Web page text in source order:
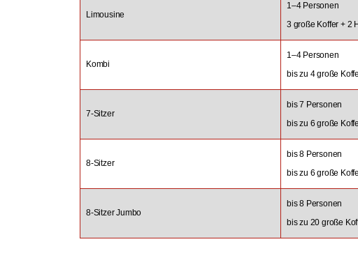
Limousine
1–4 Personen
3 große Koffer + 2
Kombi
1–4 Personen
bis zu 4 große
7-Sitzer
bis 7 Personen
bis zu 6 große
8-Sitzer
bis 8 Personen
bis zu 6 große
8-Sitzer Jumbo
bis 8 Personen
bis zu 20 große